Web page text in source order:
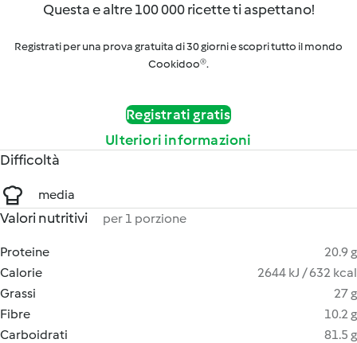
Questa e altre 100 000 ricette ti aspettano!
Registrati per una prova gratuita di 30 giorni e scopri tutto il mondo
Cookidoo®.
Registrati gratis
Ulteriori informazioni
Difficoltà
media
Valori nutritivi per 1 porzione
Proteine
20.9 g
Calorie
2644 kJ / 632 kcal
Grassi
27 g
Fibre
10.2 g
Carboidrati
81.5 g